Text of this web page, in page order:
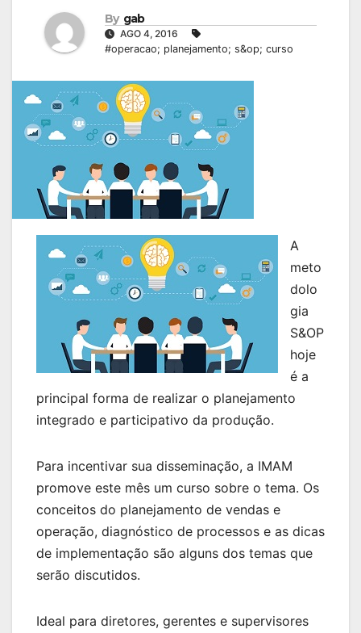
By gab
AGO 4, 2016
#operacao; planejamento; s&op; curso
A
meto
dolo
gia
S&OP
hoje
é a
principal forma de realizar o planejamento
integrado e participativo da produção.
Para incentivar sua disseminação, a IMAM
promove este mês um curso sobre o tema. Os
conceitos do planejamento de vendas e
operação, diagnóstico de processos e as dicas
de implementação são alguns dos temas que
serão discutidos.
Ideal para diretores, gerentes e supervisores